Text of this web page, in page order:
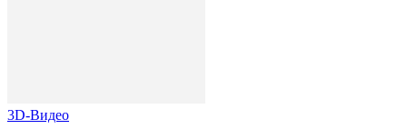
3D-Видео